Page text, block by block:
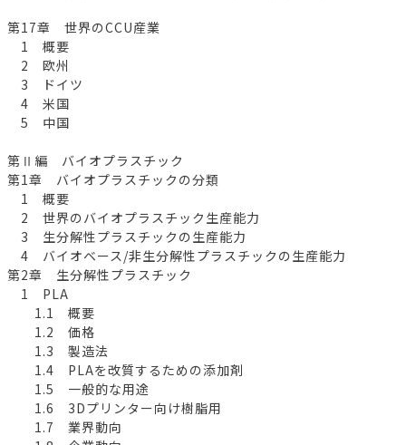
第17章 世界のCCU産業
1 概要
2 欧州
3 ドイツ
4 米国
5 中国
第Ⅱ編 バイオプラスチック
第1章 バイオプラスチックの分類
1 概要
2 世界のバイオプラスチック生産能力
3 生分解性プラスチックの生産能力
4 バイオベース/非生分解性プラスチックの生産能力
第2章 生分解性プラスチック
1 PLA
1.1 概要
1.2 価格
1.3 製造法
1.4 PLAを改質するための添加剤
1.5 一般的な用途
1.6 3Dプリンター向け樹脂用
1.7 業界動向